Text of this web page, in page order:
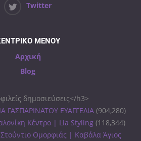
Twitter
ΜΕΝΟΥ
Αρχική
Blog
δημοσιεύσεις</h3>
ΓΑΣΠΑΡΙΝΑΤΟΥ ΕΥΑΓΓΕΛΙΑ (904,280)
Κέντρο | Lia Styling (118,344)
Στούντιο Ομορφιάς | Καβάλα Άγιος